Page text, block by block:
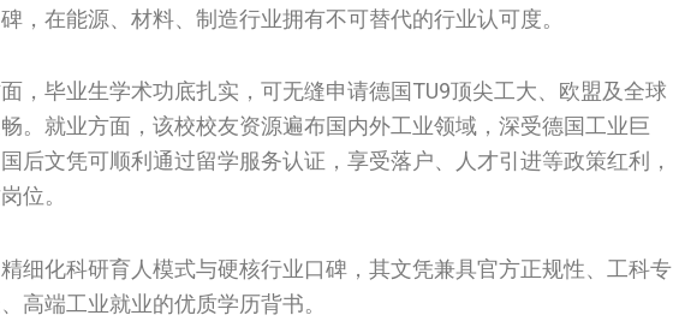
，在能源、材料、制造行业拥有不可替代的行业认可度。
，毕业生学术功底扎实，可无缝申请德国TU9顶尖工大、欧盟及全球
。就业方面，该校校友资源遍布国内外工业领域，深受德国工业巨
后文凭可顺利通过留学服务认证，享受落户、人才引进等政策红利，
位。
细化科研育人模式与硬核行业口碑，其文凭兼具官方正规性、工科专
高端工业就业的优质学历背书。